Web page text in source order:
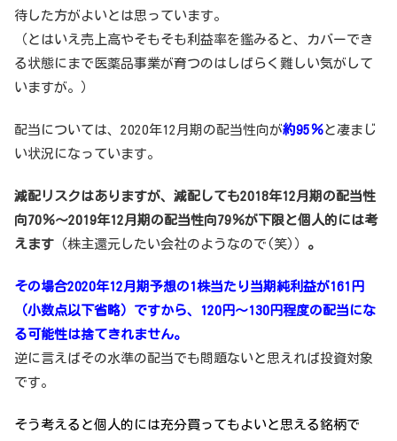
待した方がよいとは思っています。
（とはいえ売上高やそもそも利益率を鑑みると、カバーでき
る状態にまで医薬品事業が育つのはしばらく難しい気がして
いますが。）
配当については、2020年12月期の配当性向が約95％と凄まじ
い状況になっています。
減配リスクはありますが、減配しても2018年12月期の配当性
向70％～2019年12月期の配当性向79％が下限と個人的には考
えます （株主還元したい会社のようなので(笑)） 。
その場合2020年12月期予想の1株当たり当期純利益が161円
（小数点以下省略）ですから、120円～130円程度の配当にな
る可能性は捨てきれません。
逆に言えばその水準の配当でも問題ないと思えれば投資対象
です。
そう考えると個人的には充分買ってもよいと思える銘柄で